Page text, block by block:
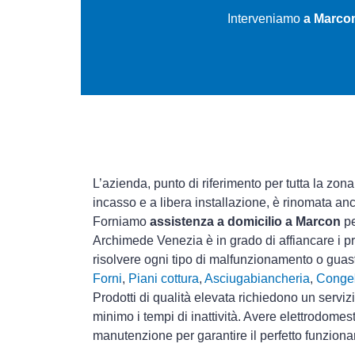
Interveniamo a
L’azienda, punto di riferimento per tutta la
incasso e a libera installazione, è rinomata
Forniamo assistenza a domicilio a Marcon
Archimede Venezia è in grado di affiancare i
risolvere ogni tipo di malfunzionamento o
Forni, Piani cottura, Asciugabiancheria,
Prodotti di qualità elevata richiedono un
minimo i tempi di inattività. Avere
manutenzione per garantire il perfetto